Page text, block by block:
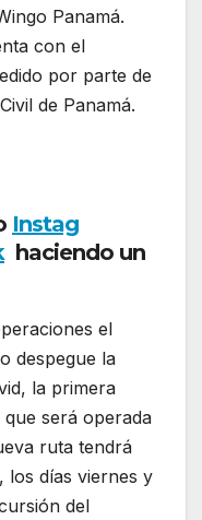
Panamá.
con el
por parte de
de Panamá.
Instag
haciendo un
el
despegue la
la primera
será operada
ruta tendrá
los días viernes y
del